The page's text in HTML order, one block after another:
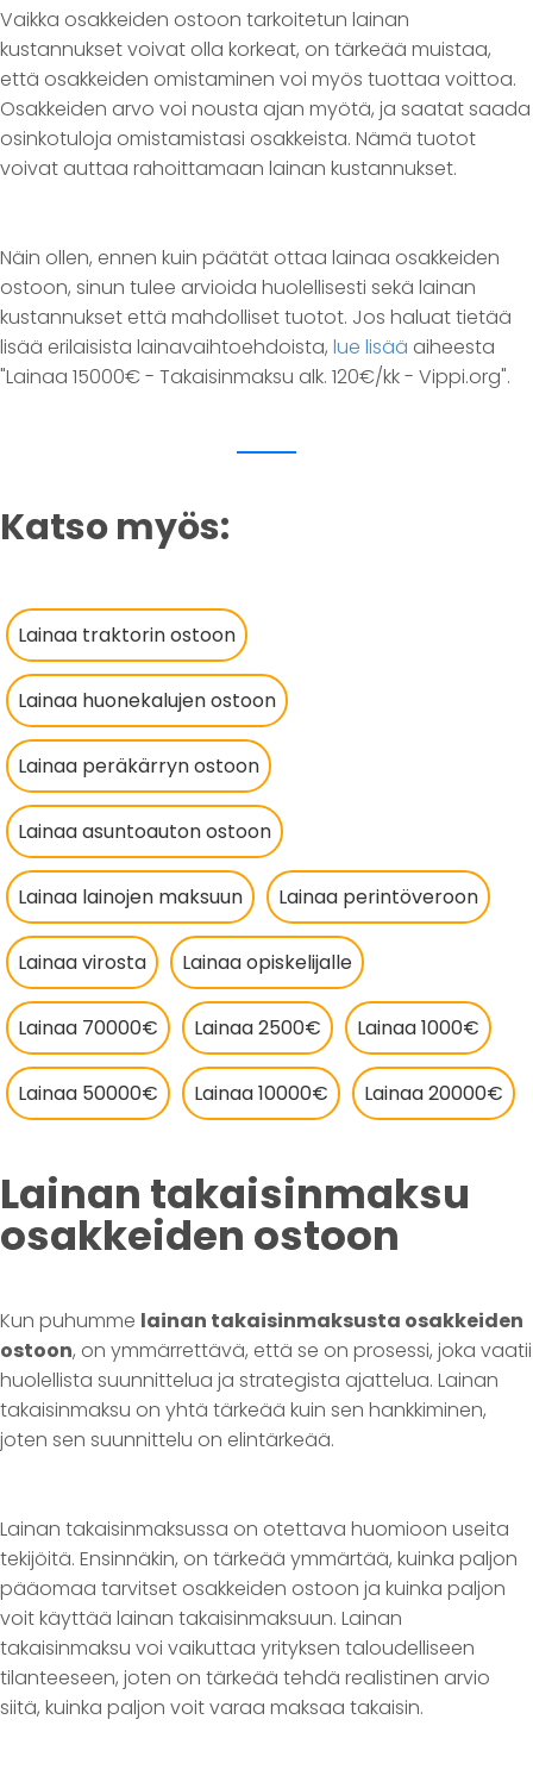
Vaikka osakkeiden ostoon tarkoitetun lainan
kustannukset voivat olla korkeat, on tärkeää muistaa,
että osakkeiden omistaminen voi myös tuottaa voittoa.
Osakkeiden arvo voi nousta ajan myötä, ja saatat saada
osinkotuloja omistamistasi osakkeista. Nämä tuotot
voivat auttaa rahoittamaan lainan kustannukset.
Näin ollen, ennen kuin päätät ottaa lainaa osakkeiden
ostoon, sinun tulee arvioida huolellisesti sekä lainan
kustannukset että mahdolliset tuotot. Jos haluat tietää
lisää erilaisista lainavaihtoehdoista, lue lisää aiheesta
"Lainaa 15000€ - Takaisinmaksu alk. 120€/kk - Vippi.org".
Katso myös:
Lainaa traktorin ostoon
Lainaa huonekalujen ostoon
Lainaa peräkärryn ostoon
Lainaa asuntoauton ostoon
Lainaa lainojen maksuun Lainaa perintöveroon
Lainaa virosta Lainaa opiskelijalle
Lainaa 70000€ Lainaa 2500€ Lainaa 1000€
Lainaa 50000€ Lainaa 10000€ Lainaa 20000€
Lainan takaisinmaksu
osakkeiden ostoon
Kun puhumme lainan takaisinmaksusta osakkeiden
ostoon, on ymmärrettävä, että se on prosessi, joka vaatii
huolellista suunnittelua ja strategista ajattelua. Lainan
takaisinmaksu on yhtä tärkeää kuin sen hankkiminen,
joten sen suunnittelu on elintärkeää.
Lainan takaisinmaksussa on otettava huomioon useita
tekijöitä. Ensinnäkin, on tärkeää ymmärtää, kuinka paljon
pääomaa tarvitset osakkeiden ostoon ja kuinka paljon
voit käyttää lainan takaisinmaksuun. Lainan
takaisinmaksu voi vaikuttaa yrityksen taloudelliseen
tilanteeseen, joten on tärkeää tehdä realistinen arvio
siitä, kuinka paljon voit varaa maksaa takaisin.